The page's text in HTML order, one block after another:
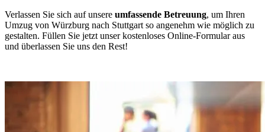
Verlassen Sie sich auf unsere umfassende Betreuung, um Ihren
Umzug von Würzburg nach Stuttgart so angenehm wie möglich zu
gestalten. Füllen Sie jetzt unser kostenloses Online-Formular aus
und überlassen Sie uns den Rest!